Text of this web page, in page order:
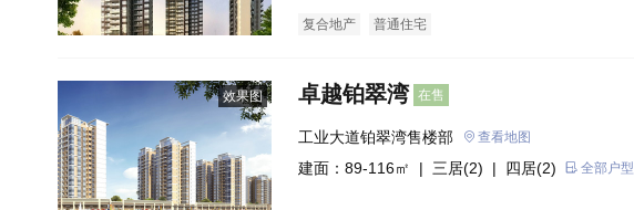
复合地产 普通住宅
效果图 卓越铂翠湾 在售
工业大道铂翠湾售楼部 查看地图
建面：89-116㎡ | 三居(2) | 四居(2) 全部户型